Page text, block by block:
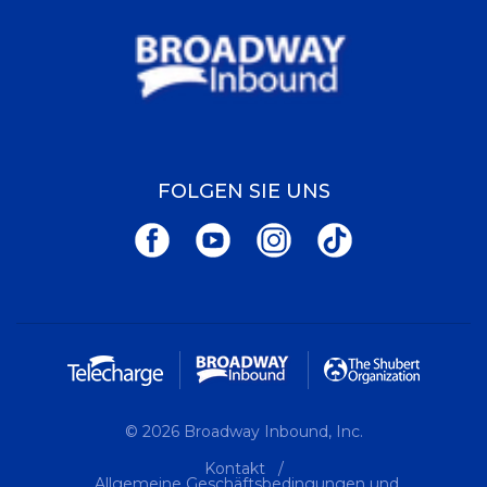
FOLGEN SIE UNS
© 2026 Broadway Inbound, Inc.
Kontakt